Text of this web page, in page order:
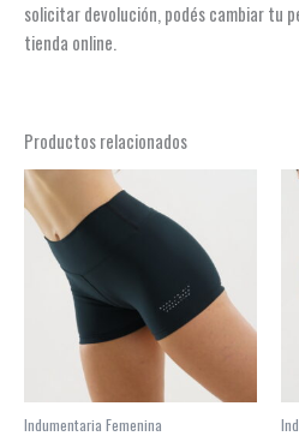
solicitar devolución, podés cambiar tu
tienda online.
Productos relacionados
Indumentaria Femenina
Las
opciones